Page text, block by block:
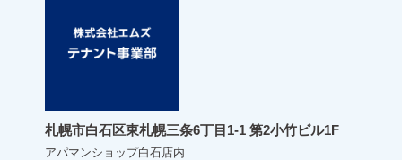
札幌市白石区東札幌三条6丁目1-1 第2小竹ビル1F
アパマンショップ白石店内